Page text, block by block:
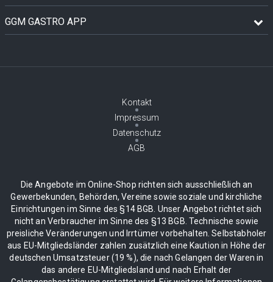
GGM GASTRO APP
Kontakt
Impressum
Datenschutz
AGB
Die Angebote im Online-Shop richten sich ausschließlich an
Gewerbekunden, Behörden, Vereine sowie soziale und kirchliche
Einrichtungen im Sinne des §14 BGB. Unser Angebot richtet sich
nicht an Verbraucher im Sinne des §13 BGB. Technische sowie
preisliche Veränderungen und Irrtümer vorbehalten. Selbstabholer
aus EU-Mitgliedsländer zahlen zusätzlich eine Kaution in Höhe der
deutschen Umsatzsteuer (19 %), die nach Gelangen der Waren in
das andere EU-Mitgliedsland und nach Erhalt der